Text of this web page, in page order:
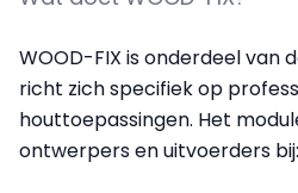
WOOD-FIX is onderdeel van
richt zich specifiek op
houttoepassingen. Het
ontwerpers en uitvoerders bij: